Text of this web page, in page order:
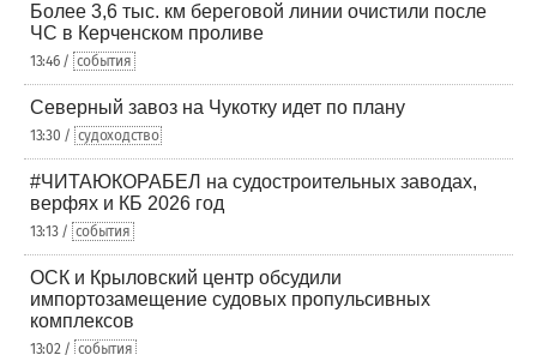
Более 3,6 тыс. км береговой линии очистили после
ЧС в Керченском проливе
13:46 / события
Северный завоз на Чукотку идет по плану
13:30 / судоходство
#ЧИТАЮКОРАБЕЛ на судостроительных заводах,
верфях и КБ 2026 год
13:13 / события
ОСК и Крыловский центр обсудили
импортозамещение судовых пропульсивных
комплексов
13:02 / события